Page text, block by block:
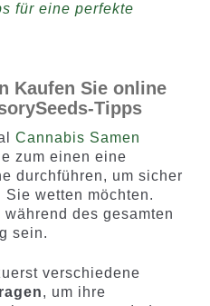
für eine perfekte
Kaufen Sie online
Tipps
Cannabis Samen
zum einen eine
durchführen, um sicher
wetten möchten.
des gesamten
sein.
verschiedene
, um ihre